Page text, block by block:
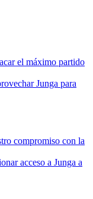
el máximo partido
Junga para
compromiso con la
acceso a Junga a